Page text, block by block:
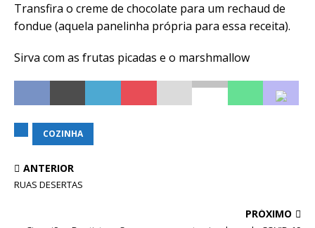
Transfira o creme de chocolate para um rechaud de
fondue (aquela panelinha própria para essa receita).
Sirva com as frutas picadas e o marshmallow
COZINHA
ANTERIOR
RUAS DESERTAS
PRÓXIMO